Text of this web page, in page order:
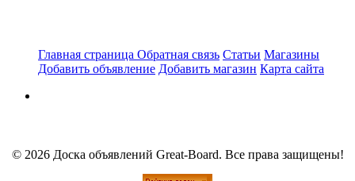
Главная страница Обратная связь Статьи Магазины
Добавить объявление Добавить магазин Карта сайта
© 2026 Доска объявлений Great-Board. Все права защищены!